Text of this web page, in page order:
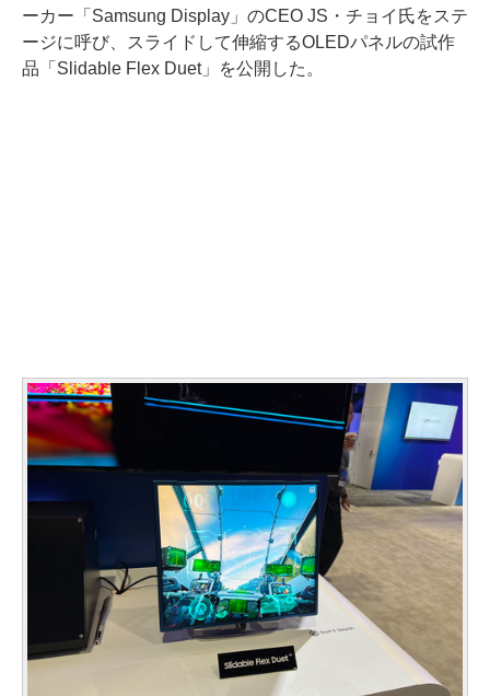
ーカー「Samsung Display」のCEO JS・チョイ氏をステ
ージに呼び、スライドして伸縮するOLEDパネルの試作
品「Slidable Flex Duet」を公開した。